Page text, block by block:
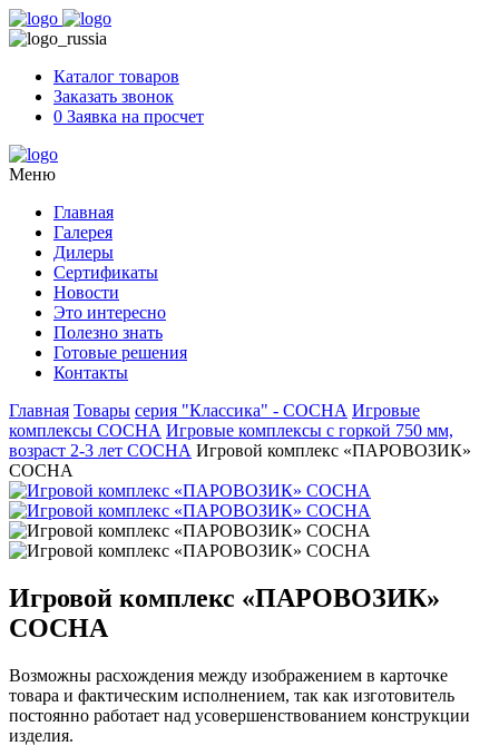
Skip
to
Каталог товаров
Заказать звонок
0 Заявка на просчет
Меню
Главная
Галерея
Дилеры
Сертификаты
Новости
Это интересно
Полезно знать
Готовые решения
Контакты
Главная Товары серия "Классика" - СОСНА Игровые
комплексы СОСНА Игровые комплексы с горкой 750 мм,
возраст 2-3 лет СОСНА Игровой комплекс «ПАРОВОЗИК»
СОСНА
Игровой комплекс «ПАРОВОЗИК»
СОСНА
Возможны расхождения между изображением в карточке
товара и фактическим исполнением, так как изготовитель
постоянно работает над усовершенствованием конструкции
изделия.